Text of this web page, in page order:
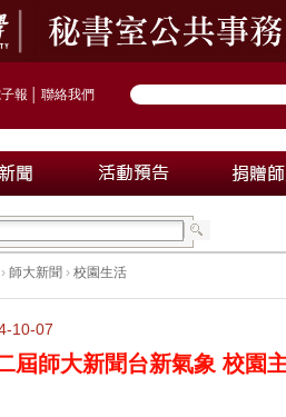
報 聯絡我們
› 師大新聞 › 校園生活
10-07
屆師大新聞台新氣象 校